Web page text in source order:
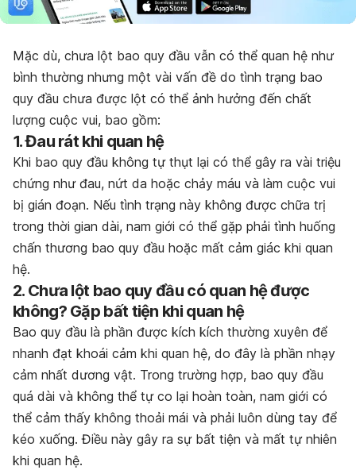
Mặc dù, chưa lột bao quy đầu vẫn có thể quan hệ như
bình thường nhưng một vài vấn đề do tình trạng bao
quy đầu chưa được lột có thể ảnh hưởng đến chất
lượng cuộc vui, bao gồm:
1. Đau rát khi quan hệ
Khi bao quy đầu không tự thụt lại có thể gây ra vài triệu
chứng như đau, nứt da hoặc chảy máu và làm cuộc vui
bị gián đoạn. Nếu tình trạng này không được chữa trị
trong thời gian dài, nam giới có thể gặp phải tình huống
chấn thương bao quy đầu hoặc mất cảm giác khi quan
hệ.
2. Chưa lột bao quy đầu có quan hệ được
không? Gặp bất tiện khi quan hệ
Bao quy đầu là phần được kích kích thường xuyên để
nhanh đạt khoái cảm khi quan hệ, do đây là phần nhạy
cảm nhất dương vật. Trong trường hợp, bao quy đầu
quá dài và không thể tự co lại hoàn toàn, nam giới có
thể cảm thấy không thoải mái và phải luôn dùng tay để
kéo xuống. Điều này gây ra sự bất tiện và mất tự nhiên
khi quan hệ.